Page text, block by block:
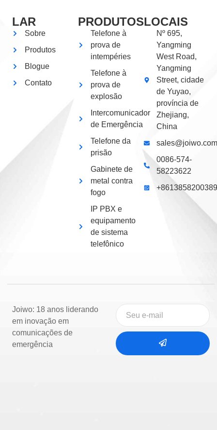
LAR
Sobre
Produtos
Blogue
Contato
PRODUTOS
Telefone à
prova de
intempéries
Telefone à
prova de
explosão
Intercomunicador
de Emergência
Telefone da
prisão
Gabinete de
metal contra
fogo
IP PBX e
equipamento
de sistema
telefônico
LOCAIS
Nº 695,
Yangming
West Road,
Yangming
Street, cidade
de Yuyao,
província de
Zhejiang,
China
sales@joiwo.com
0086-574-
58223622
+8613858200389
Joiwo: 18 anos liderando
em inovação em
comunicações de
emergência